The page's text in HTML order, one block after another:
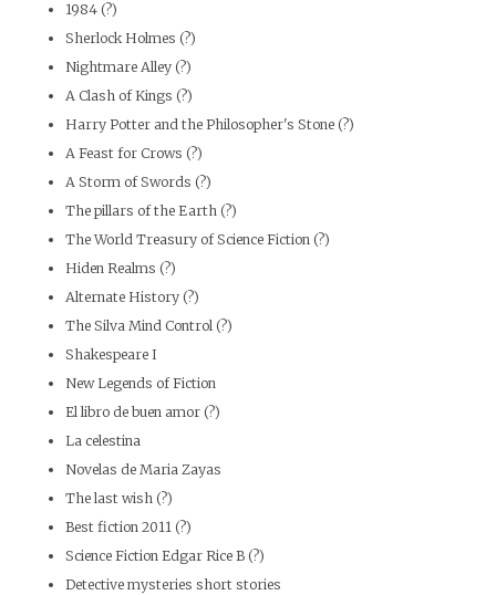
1984 (?)
Sherlock Holmes (?)
Nightmare Alley (?)
A Clash of Kings (?)
Harry Potter and the Philosopher's Stone (?)
A Feast for Crows (?)
A Storm of Swords (?)
The pillars of the Earth (?)
The World Treasury of Science Fiction (?)
Hiden Realms (?)
Alternate History (?)
The Silva Mind Control (?)
Shakespeare I
New Legends of Fiction
El libro de buen amor (?)
La celestina
Novelas de Maria Zayas
The last wish (?)
Best fiction 2011 (?)
Science Fiction Edgar Rice B (?)
Detective mysteries short stories